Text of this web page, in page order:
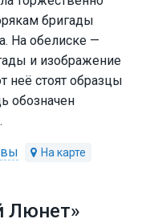
бригады
На обелиске —
и изображение
неё стоят образцы
обозначен
Люнет»